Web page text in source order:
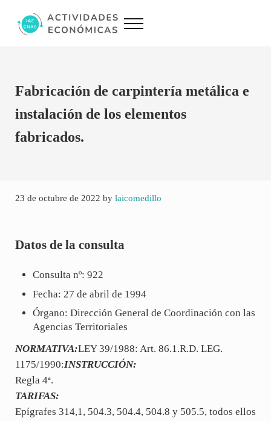
Actividades Económicas IAE CNAE
Menu
Fabricación de carpintería metálica e
instalación de los elementos
fabricados.
23 de octubre de 2022 by laicomedillo
Datos de la consulta
Consulta nº: 922
Fecha: 27 de abril de 1994
Órgano: Dirección General de Coordinación con las
Agencias Territoriales
NORMATIVA:LEY 39/1988: Art. 86.1.R.D. LEG.
1175/1990:INSTRUCCIÓN:
Regla 4ª.
TARIFAS:
Epígrafes 314,1, 504.3, 504.4, 504.8 y 505.5, todos ellos